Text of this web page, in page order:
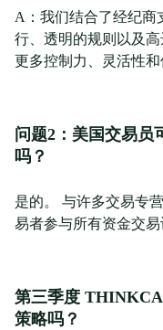
A：我们结合了经纪商
行、透明的规则以及
更多控制力、灵活性和
问题2：美国交易
吗？
是的。 与许多交易专
易者参与所有资金交易
第三季度
策略吗？